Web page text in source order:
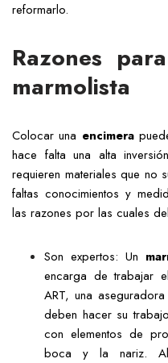
reformarlo.
Razones
marmolista
Colocar una encimera
hace falta una alta
requieren materiales que no
faltas conocimientos y
las razones por las cuales
Son expertos: Un
encarga de trabajar
ART, una
deben hacer su
con elementos de
boca y la nariz.